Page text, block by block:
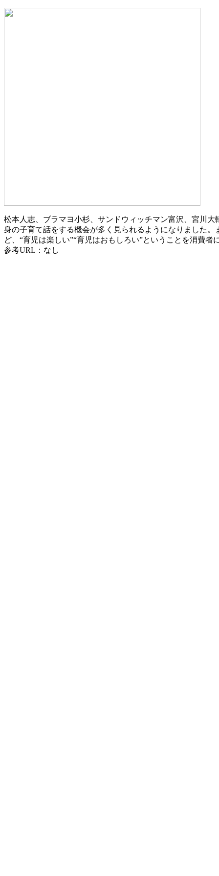
松本人志、ブラマヨ小杉、サンドウィッチマン富沢、宮川
身の子育て話をする機会が多く見られるようになりました
ど、“育児は楽しい”“育児はおもしろい”ということを消費
参考URL：なし